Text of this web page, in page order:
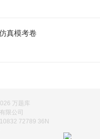
真模考卷
万题库
限公司
72789 36N